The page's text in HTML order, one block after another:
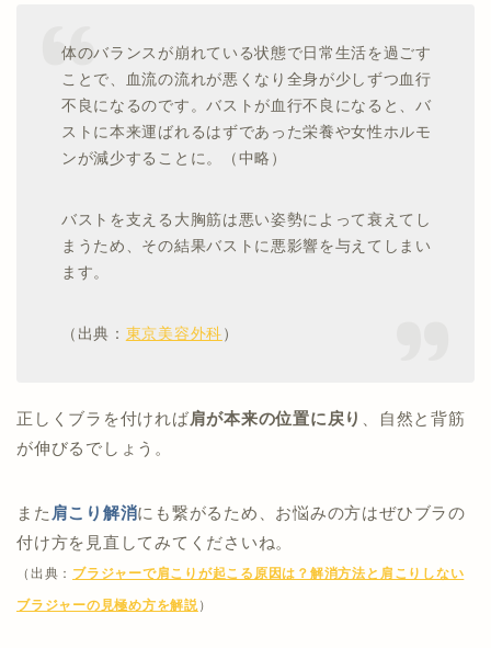
体のバランスが崩れている状態で日常生活を過ごす
ことで、血流の流れが悪くなり全身が少しずつ血行
不良になるのです。バストが血行不良になると、バ
ストに本来運ばれるはずであった栄養や女性ホルモ
ンが減少することに。（中略）
バストを支える大胸筋は悪い姿勢によって衰えてし
まうため、その結果バストに悪影響を与えてしまい
ます。
（出典： 東京美容外科 ）
正しくブラを付ければ肩が本来の位置に戻り
、自然と背筋
が伸びるでしょう。
また 肩こり解消にも繋がるため、お悩みの方はぜひブラの
付け方を見直してみてくださいね。
（出典： ブラジャーで肩こりが起こる原因は？解消方法と肩こりしない
ブラジャーの見極め方を解説）